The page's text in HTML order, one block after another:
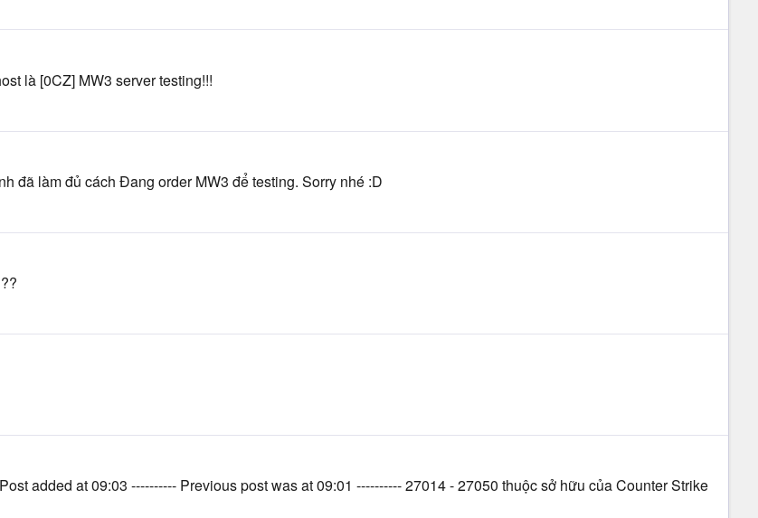
là [0CZ] MW3 server testing!!!
đã làm đủ cách Đang order MW3 để testing. Sorry nhé :D
added at 09:03 ---------- Previous post was at 09:01 ---------- 27014 - 27050 thuộc sở hữu của Counter Strike